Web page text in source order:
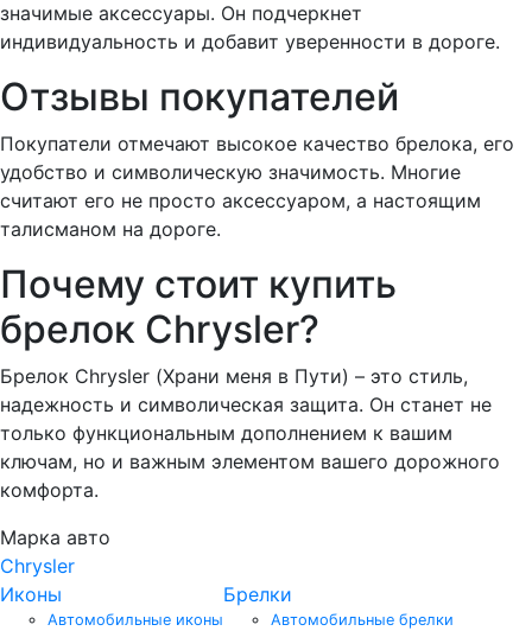
значимые аксессуары. Он подчеркнет
индивидуальность и добавит уверенности в дороге.
Отзывы покупателей
Покупатели отмечают высокое качество брелока, его
удобство и символическую значимость. Многие
считают его не просто аксессуаром, а настоящим
талисманом на дороге.
Почему стоит купить
брелок Chrysler?
Брелок Chrysler (Храни меня в Пути) – это стиль,
надежность и символическая защита. Он станет не
только функциональным дополнением к вашим
ключам, но и важным элементом вашего дорожного
комфорта.
Марка авто
Chrysler
Иконы
Автомобильные иконы
Брелки
Автомобильные брелки